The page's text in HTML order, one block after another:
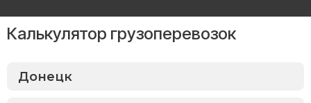
Калькулятор грузоперевозок